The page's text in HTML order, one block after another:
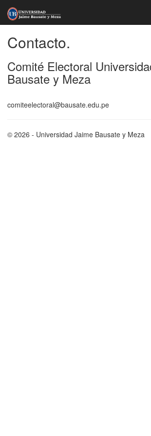
Contacto.
Comité Electoral
Bausate y Meza
comiteelectoral@bausate.edu.pe
© 2026 - Universidad Jaime Bausate y Meza